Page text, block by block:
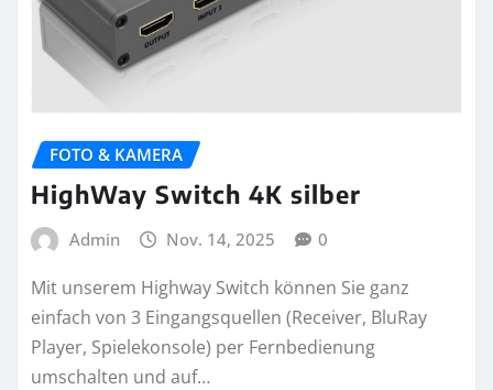
FOTO & KAMERA
HighWay Switch 4K silber
Admin Nov. 14, 2025 0
Mit unserem Highway Switch können Sie ganz
einfach von 3 Eingangsquellen (Receiver, BluRay
Player, Spielekonsole) per Fernbedienung
umschalten und auf…